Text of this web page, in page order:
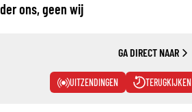
ons, geen wij
GA DIRECT NAAR
UITZENDINGEN TERUGKIJKEN